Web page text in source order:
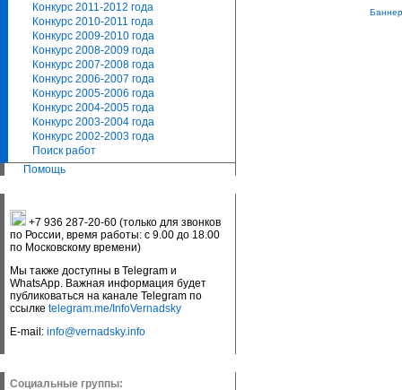
Конкурс 2011-2012 года
Конкурс 2010-2011 года
Конкурс 2009-2010 года
Конкурс 2008-2009 года
Конкурс 2007-2008 года
Конкурс 2006-2007 года
Конкурс 2005-2006 года
Конкурс 2004-2005 года
Конкурс 2003-2004 года
Конкурс 2002-2003 года
Поиск работ
Помощь
+7 936 287-20-60 (только для звонков
по России, время работы: с 9.00 до 18.00
по Московскому времени)
Мы также доступны в Telegram и
WhatsApp. Важная информация будет
публиковаться на канале Telegram по
ссылке telegram.me/InfoVernadsky
E-mail: info@vernadsky.info
Социальные группы:
Баннер